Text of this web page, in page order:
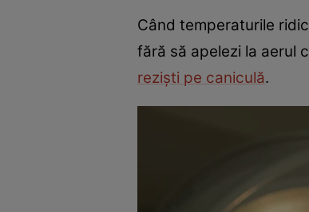
Când temperaturile
fără să apelezi la aerul
reziști pe caniculă.